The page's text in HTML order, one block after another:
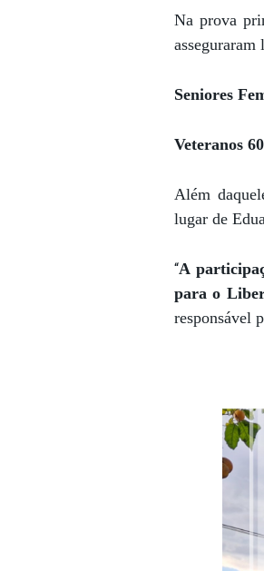
Na prova
asseguraram
Seniores
Veteranos
Além
lugar de
“A
para o
responsável